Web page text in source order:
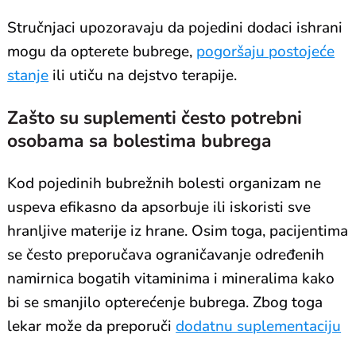
Stručnjaci upozoravaju da pojedini dodaci ishrani
mogu da opterete bubrege, pogoršaju postojeće
stanje ili utiču na dejstvo terapije.
Zašto su suplementi često potrebni
osobama sa bolestima bubrega
Kod pojedinih bubrežnih bolesti organizam ne
uspeva efikasno da apsorbuje ili iskoristi sve
hranljive materije iz hrane. Osim toga, pacijentima
se često preporučava ograničavanje određenih
namirnica bogatih vitaminima i mineralima kako
bi se smanjilo opterećenje bubrega. Zbog toga
lekar može da preporučidodatnu suplementaciju